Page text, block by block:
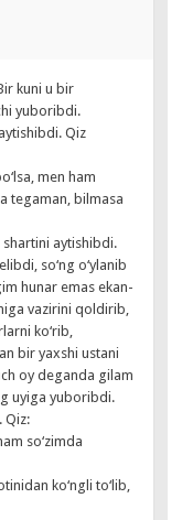
kuni u bir
yuboribdi.
Qiz
men ham
tegaman, bilmasa
aytishibdi.
so‘ng o‘ylanib
hunar emas ekan-
vazirini qoldirib,
ko‘rib,
bir yaxshi ustani
oy deganda gilam
uyiga yuboribdi.
Qiz:
so‘zimda
ko‘ngli to‘lib,